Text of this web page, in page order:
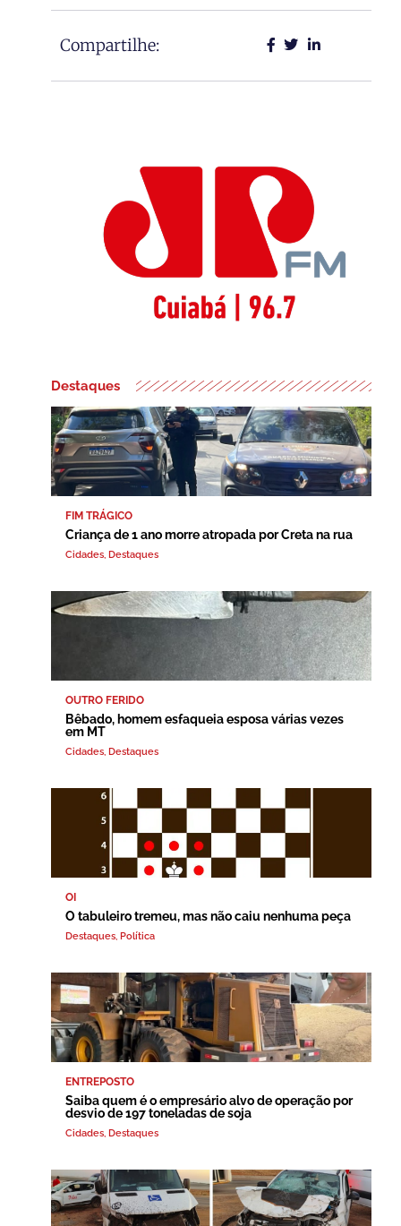
Compartilhe:
Destaques
FIM TRÁGICO
Criança de 1 ano morre atropada por Creta na rua
Cidades, Destaques
OUTRO FERIDO
Bêbado, homem esfaqueia esposa várias vezes
em MT
Cidades, Destaques
OI
O tabuleiro tremeu, mas não caiu nenhuma peça
Destaques, Política
ENTREPOSTO
Saiba quem é o empresário alvo de operação por
desvio de 197 toneladas de soja
Cidades, Destaques